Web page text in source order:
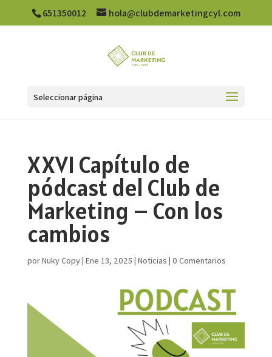
651350012 hola@clubdemarketingcyl.com
Seleccionar página
XXVI Capítulo de
pódcast del Club de
Marketing – Con los
cambios
porNuky Copy| Ene 13, 2025 | Noticias | 0 Comentarios